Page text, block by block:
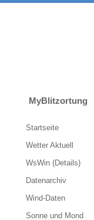
MyBlitzortung
Startseite
Wetter Aktuell
WsWin (Details)
Datenarchiv
Wind-Daten
Sonne und Mond